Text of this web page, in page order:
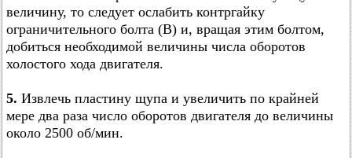
величину, то следует ослабить контргайку
ограничительного болта (В) и, вращая этим болтом,
добиться необходимой величины числа оборотов
холостого хода двигателя.
5. Извлечь пластину щупа и увеличить по крайней
мере два раза число оборотов двигателя до величины
около 2500 об/мин.